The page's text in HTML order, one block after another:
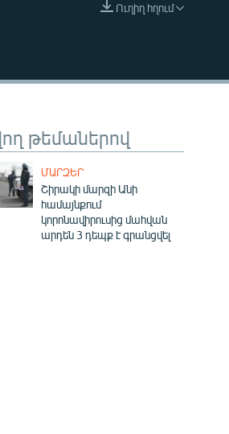
EMBED
Ուղիղ հղում
թեմաներով
ՄԱՐԶԵՐ
Շիրակի մարզի Անի
համայնքում
կորոնավիրուսից մահվան
արդեն 3 դեպք է գրանցվել